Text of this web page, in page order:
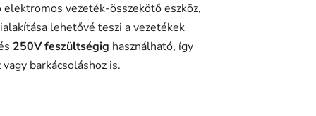
vezeték-összekötő eszköz,
lehetővé teszi a vezetékek
250V feszültségig használható, így
barkácsoláshoz is.